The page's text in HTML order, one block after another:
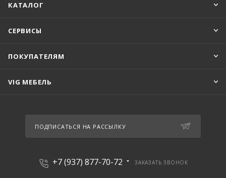
КАТАЛОГ
СЕРВИСЫ
ПОКУПАТЕЛЯМ
VIG МЕБЕЛЬ
ПОДПИСАТЬСЯ НА РАССЫЛКУ
+7 (937) 877-70-72 ЗАКАЗАТЬ ЗВОНОК